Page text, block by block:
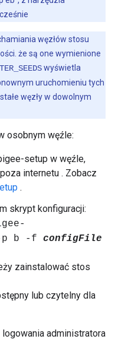
węzłów stosu
że są one wymienione
wyświetla
uruchomieniu tych
węzły w dowolnym
osobnym węźle:
setup w węźle,
internetu . Zobacz
.
skrypt konfiguracji:
p b -f configFile
zainstalować stos
lub czytelny dla
logowania administratora